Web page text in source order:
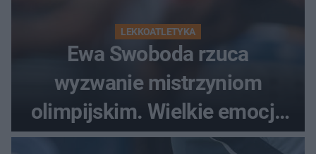
LEKKOATLETYKA
Ewa Swoboda rzuca
wyzwanie mistrzyniom
olimpijskim. Wielkie emocje
podczas Silesia Memoriału